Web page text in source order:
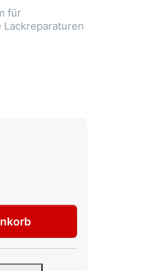
für
VW Audi LA9W Carbon